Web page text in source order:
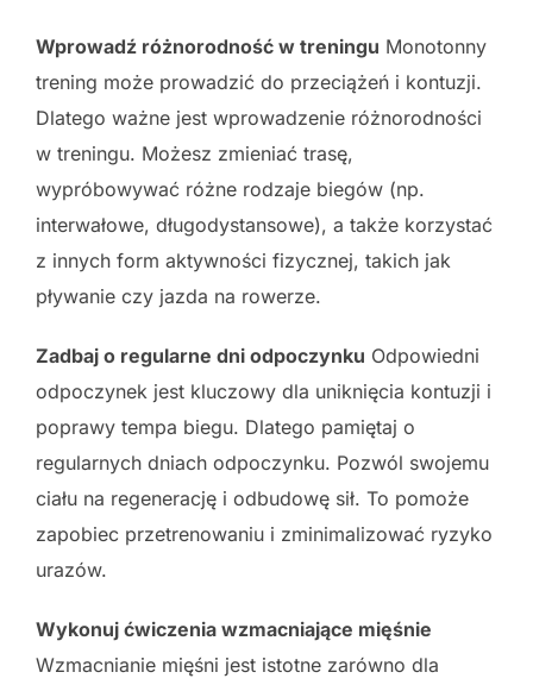
Wprowadź różnorodność w treningu Monotonny
trening może prowadzić do przeciążeń i kontuzji.
Dlatego ważne jest wprowadzenie różnorodności
w treningu. Możesz zmieniać trasę,
wypróbowywać różne rodzaje biegów (np.
interwałowe, długodystansowe), a także korzystać
z innych form aktywności fizycznej, takich jak
pływanie czy jazda na rowerze.
Zadbaj o regularne dni odpoczynku Odpowiedni
odpoczynek jest kluczowy dla uniknięcia kontuzji i
poprawy tempa biegu. Dlatego pamiętaj o
regularnych dniach odpoczynku. Pozwól swojemu
ciału na regenerację i odbudowę sił. To pomoże
zapobiec przetrenowaniu i zminimalizować ryzyko
urazów.
Wykonuj ćwiczenia wzmacniające mięśnie
Wzmacnianie mięśni jest istotne zarówno dla